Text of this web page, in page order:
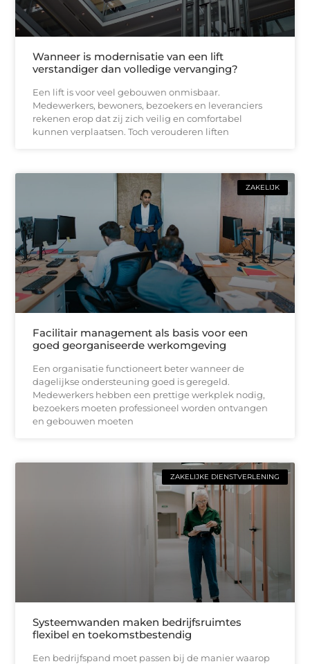
Wanneer is modernisatie van een lift
verstandiger dan volledige vervanging?
Een lift is voor veel gebouwen onmisbaar.
Medewerkers, bewoners, bezoekers en leveranciers
rekenen erop dat zij zich veilig en comfortabel
kunnen verplaatsen. Toch verouderen liften
ZAKELIJK
Facilitair management als basis voor een
goed georganiseerde werkomgeving
Een organisatie functioneert beter wanneer de
dagelijkse ondersteuning goed is geregeld.
Medewerkers hebben een prettige werkplek nodig,
bezoekers moeten professioneel worden ontvangen
en gebouwen moeten
ZAKELIJKE DIENSTVERLENING
Systeemwanden maken bedrijfsruimtes
flexibel en toekomstbestendig
Een bedrijfspand moet passen bij de manier waarop